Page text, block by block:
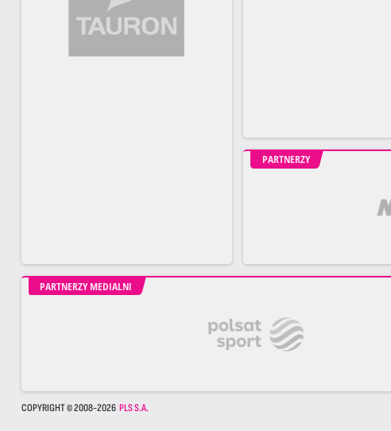
PARTNERZY
PARTNERZY MEDIALNI
COPYRIGHT © 2008-2026 PLS S.A.